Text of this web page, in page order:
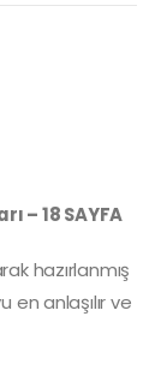
– 18 SAYFA
hazırlanmış
en anlaşılır ve